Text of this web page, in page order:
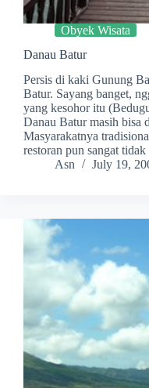
Obyek Wisata
Danau Batur
Persis di kaki Gunung
Batur. Sayang banget,
yang kesohor itu
Danau Batur masih bisa
Masyarakatnya
restoran pun sangat
Asn
July 19,